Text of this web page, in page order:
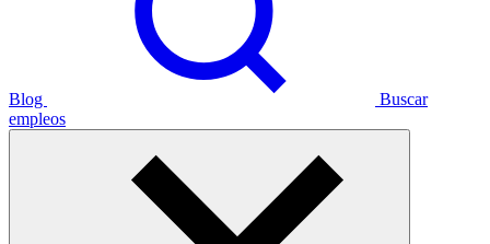
Blog
Buscar
empleos